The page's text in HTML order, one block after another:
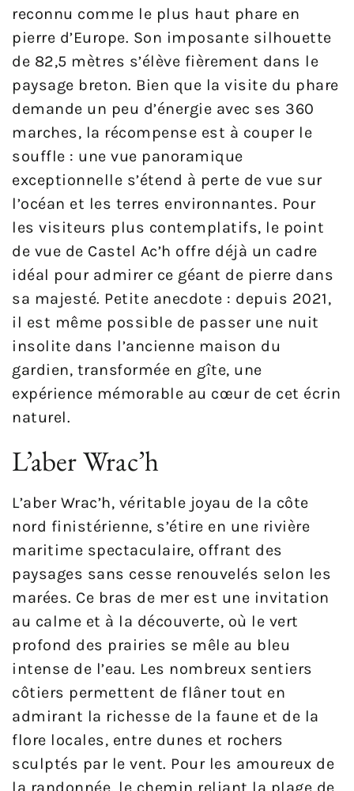
reconnu comme le plus haut phare en
pierre d’Europe. Son imposante silhouette
de 82,5 mètres s’élève fièrement dans le
paysage breton. Bien que la visite du phare
demande un peu d’énergie avec ses 360
marches, la récompense est à couper le
souffle : une vue panoramique
exceptionnelle s’étend à perte de vue sur
l’océan et les terres environnantes. Pour
les visiteurs plus contemplatifs, le point
de vue de Castel Ac’h offre déjà un cadre
idéal pour admirer ce géant de pierre dans
sa majesté. Petite anecdote : depuis 2021,
il est même possible de passer une nuit
insolite dans l’ancienne maison du
gardien, transformée en gîte, une
expérience mémorable au cœur de cet écrin
naturel.
L’aber Wrac’h
L’aber Wrac’h, véritable joyau de la côte
nord finistérienne, s’étire en une rivière
maritime spectaculaire, offrant des
paysages sans cesse renouvelés selon les
marées. Ce bras de mer est une invitation
au calme et à la découverte, où le vert
profond des prairies se mêle au bleu
intense de l’eau. Les nombreux sentiers
côtiers permettent de flâner tout en
admirant la richesse de la faune et de la
flore locales, entre dunes et rochers
sculptés par le vent. Pour les amoureux de
la randonnée, le chemin reliant la plage de